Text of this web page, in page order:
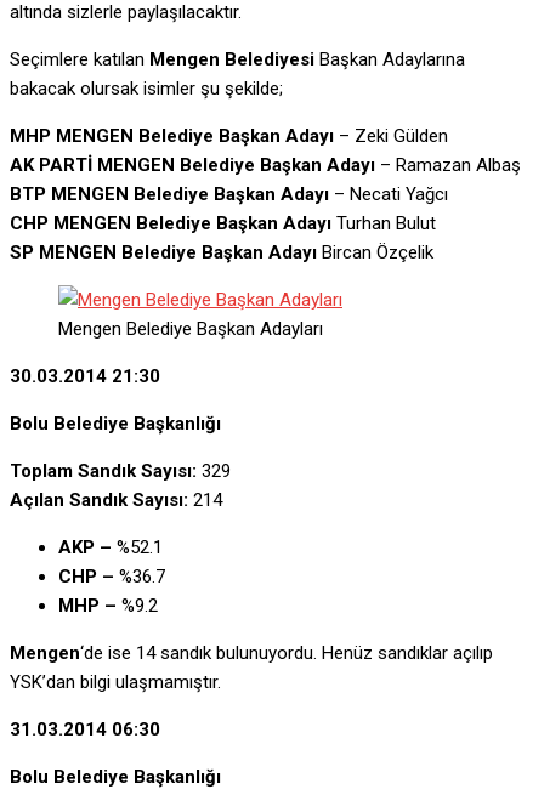
altında sizlerle paylaşılacaktır.
Seçimlere katılan Mengen Belediyesi Başkan Adaylarına
bakacak olursak isimler şu şekilde;
MHP MENGEN Belediye Başkan Adayı – Zeki Gülden
AK PARTİ MENGEN Belediye Başkan Adayı – Ramazan Albaş
BTP MENGEN Belediye Başkan Adayı – Necati Yağcı
CHP MENGEN Belediye Başkan Adayı Turhan Bulut
SP MENGEN Belediye Başkan Adayı Bircan Özçelik
Mengen Belediye Başkan Adayları
30.03.2014 21:30
Bolu Belediye Başkanlığı
Toplam Sandık Sayısı: 329
Açılan Sandık Sayısı: 214
AKP – %52.1
CHP – %36.7
MHP – %9.2
Mengen‘de ise 14 sandık bulunuyordu. Henüz sandıklar açılıp
YSK’dan bilgi ulaşmamıştır.
31.03.2014 06:30
Bolu Belediye Başkanlığı